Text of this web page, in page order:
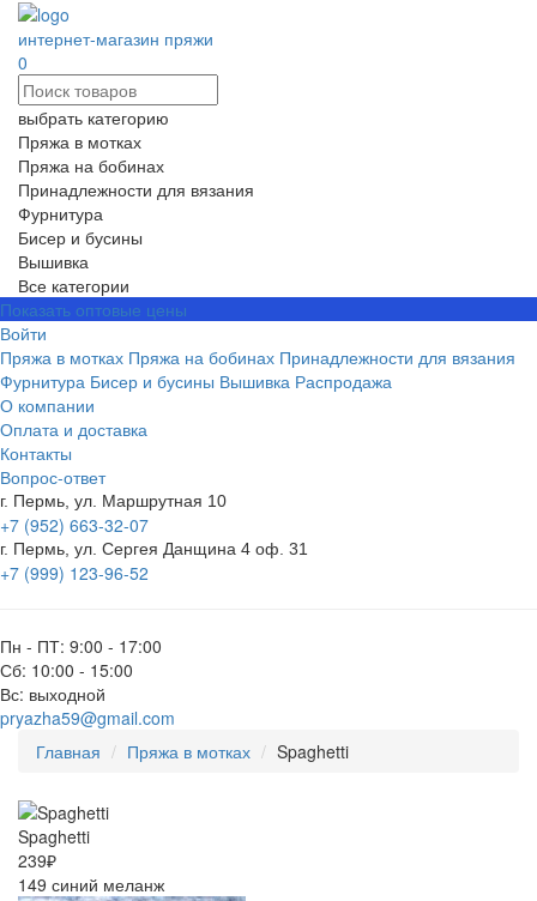
интернет-магазин пряжи
0
выбрать категорию
Пряжа в мотках
Пряжа на бобинах
Принадлежности для вязания
Фурнитура
Бисер и бусины
Вышивка
Все категории
Показать оптовые цены
Войти
Пряжа в мотках Пряжа на бобинах Принадлежности для вязания
Фурнитура Бисер и бусины Вышивка Распродажа
О компании
Оплата и доставка
Контакты
Вопрос-ответ
г. Пермь, ул. Маршрутная 10
+7 (952) 663-32-07
г. Пермь, ул. Сергея Данщина 4 оф. 31
+7 (999) 123-96-52
Пн - ПТ: 9:00 - 17:00
Сб: 10:00 - 15:00
Вс: выходной
pryazha59@gmail.com
Главная
Пряжа в мотках Spaghetti
Spaghetti
239₽
149 синий меланж